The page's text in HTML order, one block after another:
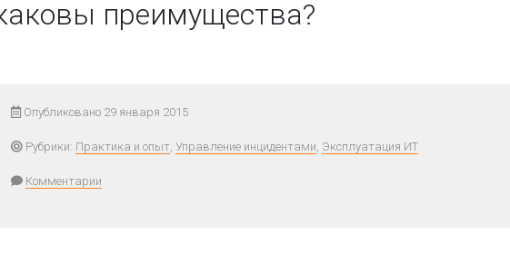
преимущества?
Опубликовано 29 января 2015
Рубрики: Практика и опыт, Управление инцидентами, Эксплуатация ИТ
Комментарии